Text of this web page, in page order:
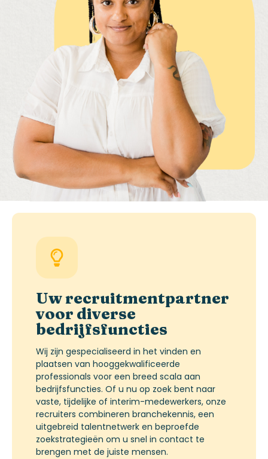
Uw recruitmentpartner
voor diverse
bedrijfsfuncties
Wij zijn gespecialiseerd in het vinden en
plaatsen van hooggekwalificeerde
professionals voor een breed scala aan
bedrijfsfuncties. Of u nu op zoek bent naar
vaste, tijdelijke of interim-medewerkers, onze
recruiters combineren branchekennis, een
uitgebreid talentnetwerk en beproefde
zoekstrategieën om u snel in contact te
brengen met de juiste mensen.